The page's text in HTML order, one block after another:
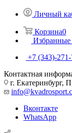
Личный
Корзина0
Избранные
+7 (343)-
Контактная
г. Екатеринбург,
Вконтакте
WhatsApp